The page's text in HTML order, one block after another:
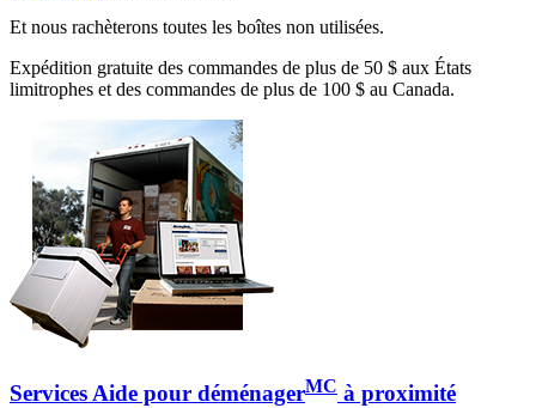
Et nous rachèterons toutes les boîtes non utilisées.
Expédition gratuite des commandes de plus de 50 $ aux États
limitrophes et des commandes de plus de 100 $ au Canada.
Services Aide pour déménagerMC à proximité